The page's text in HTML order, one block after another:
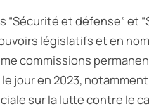
“Sécurité et défense” et
législatifs et en
commissions
le jour en 2023,
sur la lutte contre le